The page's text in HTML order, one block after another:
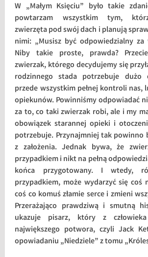
W „Małym Księciu” było takie
powtarzam wszystkim tym,
zwierzęta pod swój dach i planują
nimi: „Musisz być odpowiedzialny za
Niby takie proste, prawda?
zwierzak, którego decydujemy się
rodzinnego stada potrzebuje dużo
przede wszystkim pełnej kontroli nas,
opiekunów. Powinniśmy odpowiadać
za to, co taki zwierzak robi, ale i my
obowiązek starannej opieki i
potrzebuje. Przynajmniej tak powinno
z założenia. Jednak bywa, że
przypadkiem i nikt na pełną
końca przygotowany. I wtedy,
przypadkiem, może wydarzyć się coś
coś co komuś złamie serce i zmieni
Przerażająco prawdziwą i smutną
ukazuje pisarz, który z
największego potwora, czyli Jack
opowiadaniu „Niedziele” z tomu